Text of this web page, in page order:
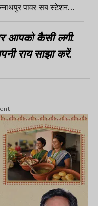
पावर सब स्टेशन
का तांडव,
में की तोड़फोड़
आपको कैसी लगी.
राय साझा करें.